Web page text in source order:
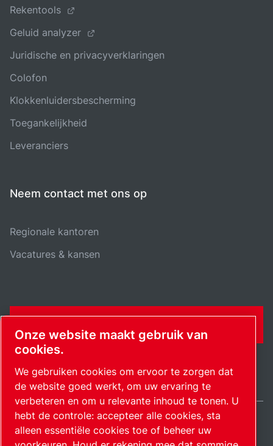
Rekentools
Geluid analyzer
Juridische en privacyverklaringen
Colofon
Klokkenluidersbescherming
Toegankelijkheid
Leveranciers
Neem contact met ons op
Regionale kantoren
Vacatures & kansen
SitemapCookie-instellingen beheren© 2026 Auteursrecht.
Netherlands / NL
Onze website maakt gebruik van
cookies.
We gebruiken cookies om ervoor te zorgen dat
de website goed werkt, om uw ervaring te
verbeteren en om u relevante inhoud te tonen. U
hebt de controle: accepteer alle cookies, sta
alleen essentiële cookies toe of beheer uw